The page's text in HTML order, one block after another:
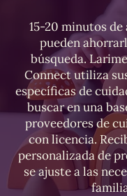
15-20 minutos
pueden
búsqueda.
Connect utiliza
específicas de
buscar en una
proveedores de
con licencia.
personalizada de
se ajuste a las